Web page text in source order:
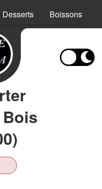
Desserts Boissons